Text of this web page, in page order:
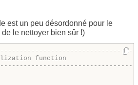
est un peu désordonné pour le
le nettoyer bien sûr !)
function